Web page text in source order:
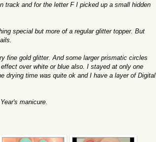
track and for the letter F I picked up a small hidden
special but more of a regular glitter topper. But
fine gold glitter. And some larger prismatic circles
over white or blue also. I stayed at only one
drying time was quite ok and I have a layer of Digital
manicure.